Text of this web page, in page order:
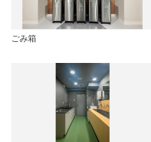
ごみ箱